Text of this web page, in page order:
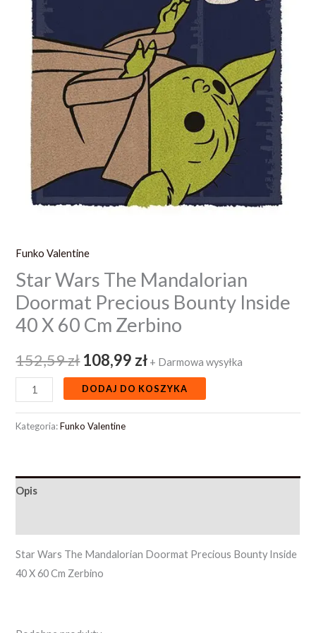
Funko Valentine
Star Wars The Mandalorian
Doormat Precious Bounty Inside
40 X 60 Cm Zerbino
152,59zł 108,99 zł + Darmowa wysyłka
Zerbino
DODAJ DO KOSZYKA
Kategoria:Funko Valentine
Opis
Star Wars The Mandalorian Doormat Precious Bounty Inside
40 X 60 Cm Zerbino